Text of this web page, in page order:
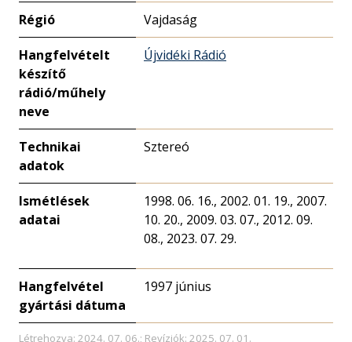
Régió Vajdaság
Hangfelvételt
készítő
rádió/műhely
neve
Újvidéki Rádió
Technikai
adatok
Sztereó
Ismétlések
adatai
1998. 06. 16., 2002. 01. 19., 2007.
10. 20., 2009. 03. 07., 2012. 09.
08., 2023. 07. 29.
Hangfelvétel
gyártási dátuma
1997 június
Létrehozva: 2024. 07. 06.; Revíziók: 2025. 07. 01.